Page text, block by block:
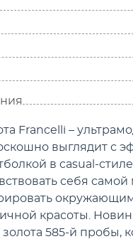
Francelli –
выглядит с
в casual-
себя
красоты.
585-й пробы,